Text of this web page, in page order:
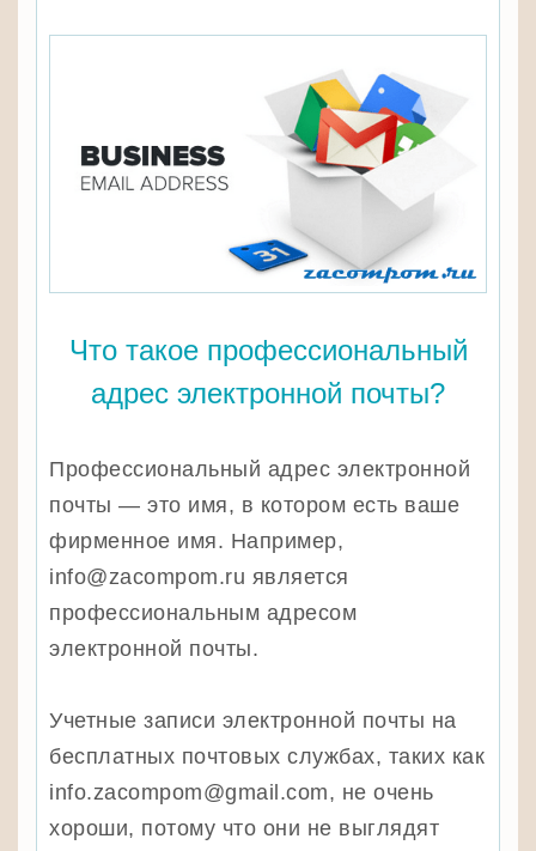
Что такое профессиональный
адрес электронной почты?
Профессиональный адрес электронной
почты — это имя, в котором есть ваше
фирменное имя. Например,
info@zacompom.ru является
профессиональным адресом
электронной почты.
Учетные записи электронной почты на
бесплатных почтовых службах, таких как
info.zacompom@gmail.com, не очень
хороши, потому что они не выглядят